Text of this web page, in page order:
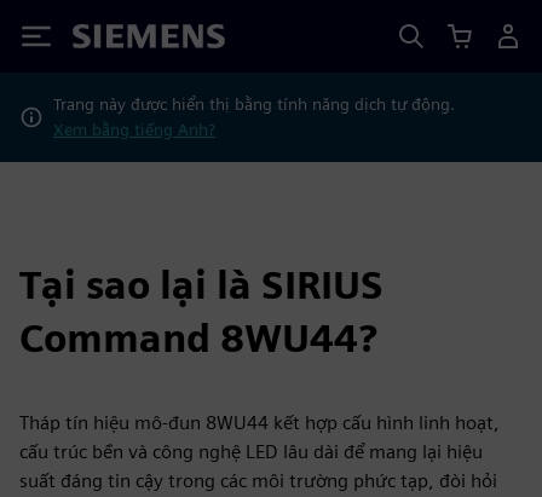
Siemens
Trang này được hiển thị bằng tính năng dịch tự động.
Xem bằng tiếng Anh?
Tại sao lại là SIRIUS
Command 8WU44?
Tháp tín hiệu mô-đun 8WU44 kết hợp cấu hình linh hoạt,
cấu trúc bền và công nghệ LED lâu dài để mang lại hiệu
suất đáng tin cậy trong các môi trường phức tạp, đòi hỏi